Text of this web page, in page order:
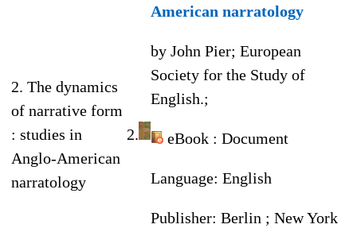
2. The dynamics
of narrative form
: studies in
Anglo-American
narratology
2.
American narratology
by John Pier; European
Society for the Study of
English.;
eBook : Document
Language: English
Publisher: Berlin ; New York